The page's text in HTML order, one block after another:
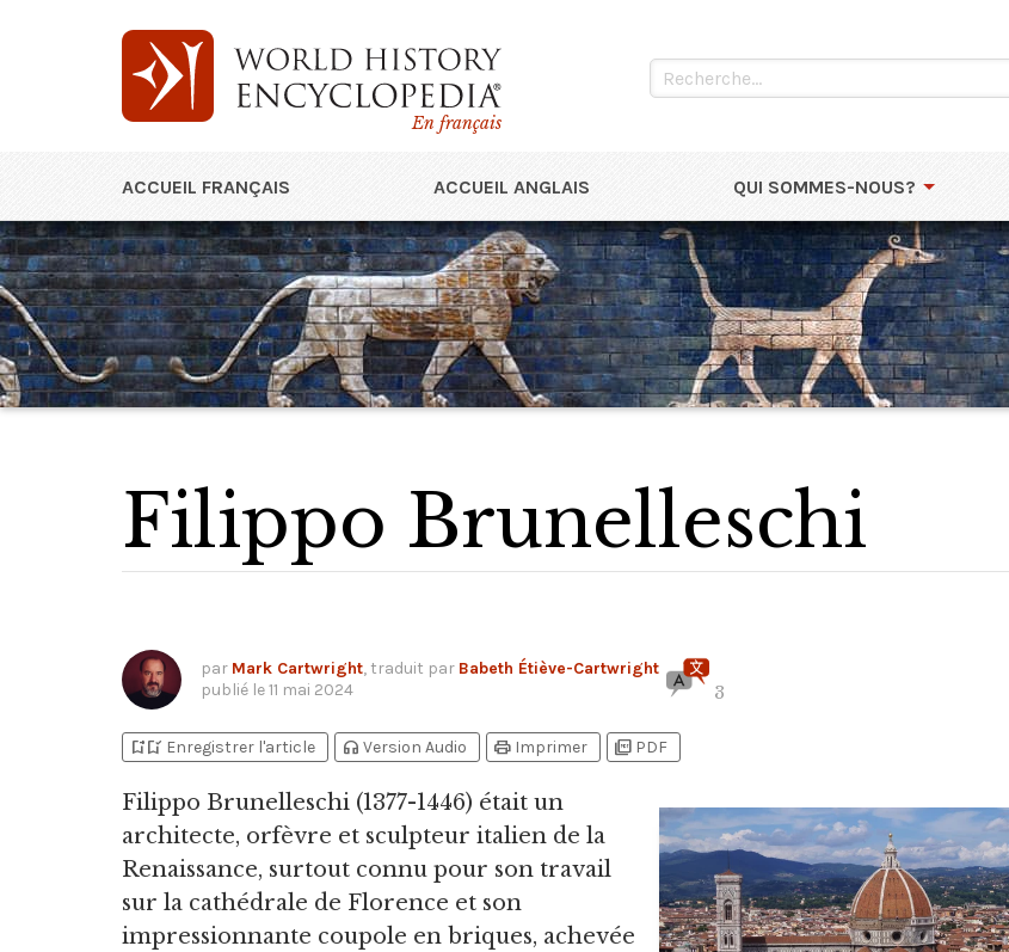
En français
ACCUEIL FRANÇAIS ACCUEIL ANGLAIS QUI SOMMES-NOUS?
Filippo Brunelleschi
par Mark Cartwright, traduit par Babeth Étiève-Cartwright
publié le11 mai 2024 3
bookmark_addbookmark_added Enregistrer l'article headphones Version Audio print Imprimer picture_as_pdf PDF
Filippo Brunelleschi (1377-1446) était un
architecte, orfèvre et sculpteur italien de la
Renaissance, surtout connu pour son travail
sur la cathédrale de Florence et son
impressionnante coupole en briques, achevée